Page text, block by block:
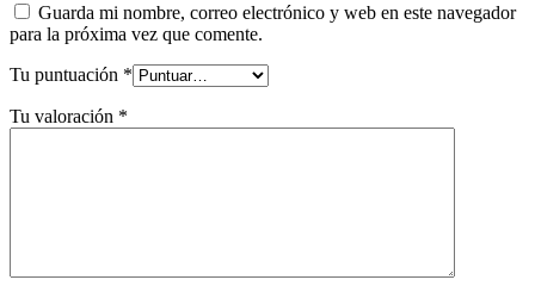
Guarda mi nombre, correo electrónico y web en este navegador
para la próxima vez que comente.
Tu puntuación *
Tu valoración *